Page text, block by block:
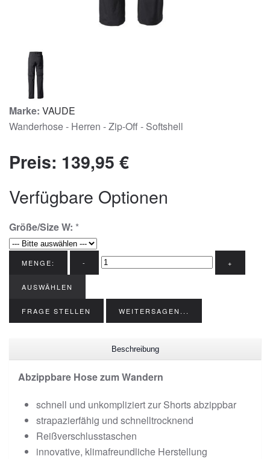
Marke: VAUDE
Wanderhose - Herren - Zip-Off - Softshell
Preis: 139,95 €
Verfügbare Optionen
Größe/Size W: *
MENGE: - +
AUSWÄHLEN
FRAGE STELLEN WEITERSAGEN...
Beschreibung
Abzippbare Hose zum Wandern
schnell und unkompliziert zur Shorts abzippbar
strapazierfähig und schnelltrocknend
Reißverschlusstaschen
innovative, klimafreundliche Herstellung